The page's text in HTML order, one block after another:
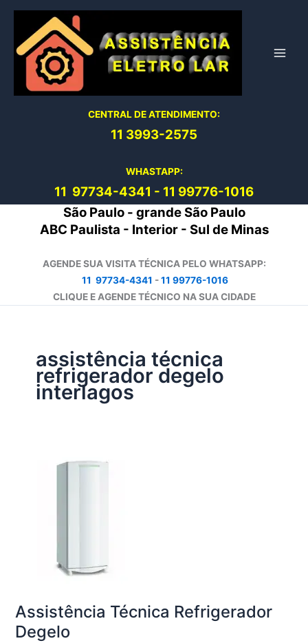
conteúdo
CENTRAL DE ATENDIMENTO:
11 3993-2575
WHASTAPP:
11 97734-4341 - 11 99776-1016
São Paulo - grande São Paulo
ABC Paulista - Interior - Sul de Minas
AGENDE SUA VISITA TÉCNICA PELO WHATSAPP:
11 97734-4341 -11 99776-1016
CLIQUE E AGENDE TÉCNICO NA SUA CIDADE
assistência técnica
refrigerador degelo
interlagos
Assistência Técnica Refrigerador
Degelo